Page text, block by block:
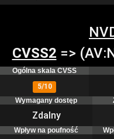
CVSS2 =>
Ogólna skala CVSS
5/10
Wymagany dostęp
Zdalny
Wpływ na poufność